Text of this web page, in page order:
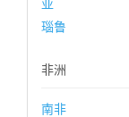
亚
瑙鲁
非洲
南非